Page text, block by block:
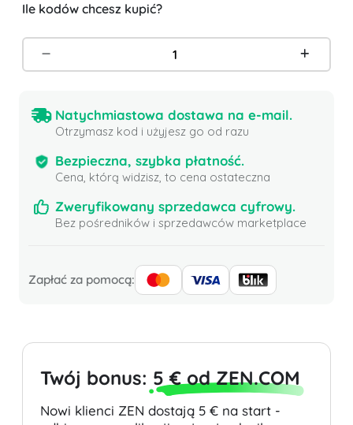
Ile kodów chcesz kupić?
Natychmiastowa dostawa na e-mail.
Otrzymasz kod i użyjesz go od razu
Bezpieczna, szybka płatność.
Cena, którą widzisz, to cena ostateczna
Zweryfikowany sprzedawca cyfrowy.
Bez pośredników i sprzedawców marketplace
Zapłać za pomocą:
Twój bonus: 5 € od ZEN.COM
Nowi klienci ZEN dostają 5 € na start -